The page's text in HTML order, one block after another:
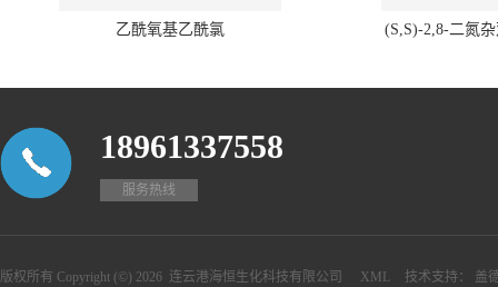
乙酰氧基乙酰氯 (S,S)-2,8-二氮
18961337558
服务热线
版权所有 Copyright (©) 2026 连云港海恒生化科技有限公司 XML 技术支持： 盖